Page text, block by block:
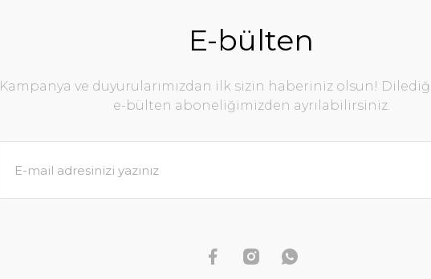
E-bülten
Kampanya ve duyurularımızdan ilk sizin haberiniz olsun!
e-bülten aboneliğimizden ayrılabilirsiniz.